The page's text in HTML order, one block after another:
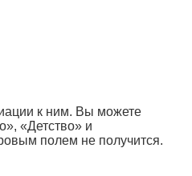
к ним. Вы можете
«Детство» и
полем не получится.